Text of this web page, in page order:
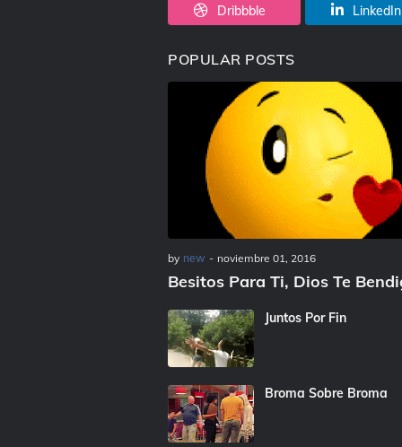
Dribbble LinkedIn
POPULAR POSTS
by new - noviembre 01, 2016
Besitos Para Ti, Dios Te
Juntos Por Fin
Broma Sobre Broma